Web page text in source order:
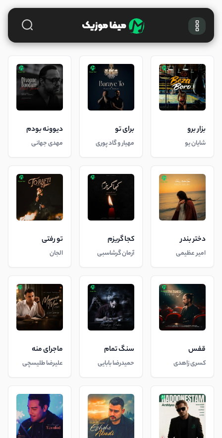
بزار برو
شایان یو
برای تو
مهیار و گاد پوری
دیوونه بودم
مهدی جهانی
دختر بندر
امیر عظیمی
کجا گریزم
آرمان گرشاسبی
تو رفتی
الجان
قفس
کسری زاهدی
سنگ تمام
حمیدرضا بابایی
ماجرای منه
علیرضا طلیسچی